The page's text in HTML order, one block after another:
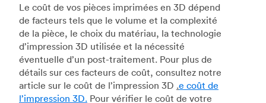
Le coût de vos pièces imprimées en 3D dépend
de facteurs tels que le volume et la complexité
de la pièce, le choix du matériau, la technologie
d’impression 3D utilisée et la nécessité
éventuelle d’un post-traitement. Pour plus de
détails sur ces facteurs de coût, consultez notre
article sur le coût de l’impression 3D .e coût de
l’impression 3D. Pour vérifier le coût de votre